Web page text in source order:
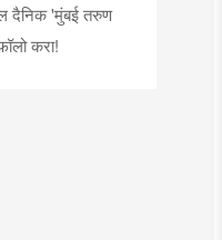
दैनिक 'मुंबई तरुण
करा!